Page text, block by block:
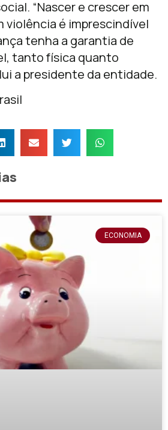
“Nascer e crescer em
violência é imprescindível
tenha a garantia de
tanto física quanto
a presidente da entidade.
ECONOMIA